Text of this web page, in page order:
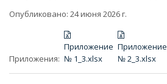
Опубликовано: 24 июня 2026 г.
Приложения:
Приложение
№ 1_3.xlsx
Приложение
№ 2_3.xlsx